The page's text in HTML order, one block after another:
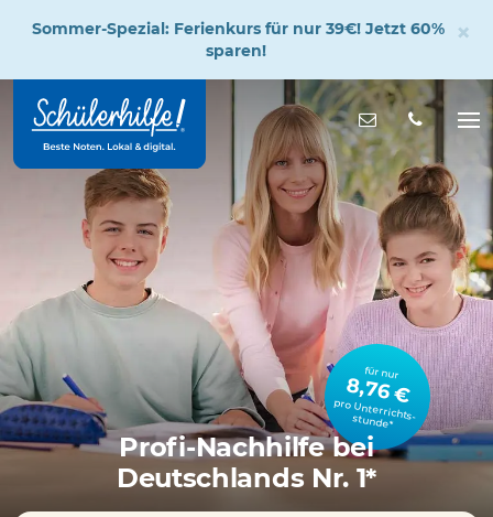
Hauptinhalt
Nachricht
für nur
8,76 €
pro Unterrichts­stunde*
Profi-Nachhilfe bei
Deutschlands Nr. 1*
Sommer-Spezial: Ferienkurs für nur 39€! Jetzt 60%
sparen!
×